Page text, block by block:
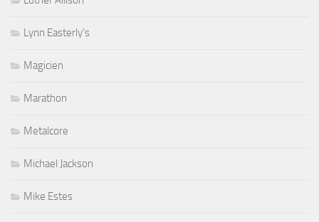
Lynn Easterly's
Magicien
Marathon
Metalcore
Michael Jackson
Mike Estes